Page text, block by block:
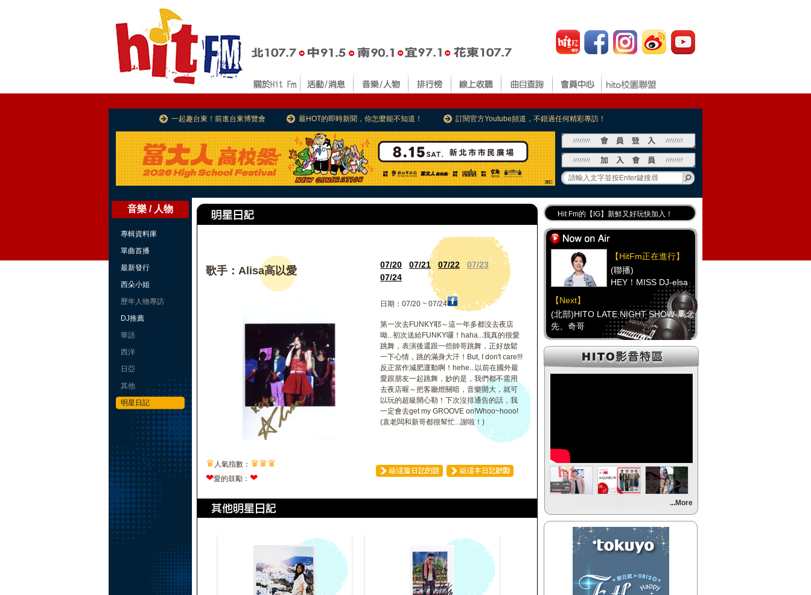
一起趣台東！前進台東博覽會 最HOT的即時新聞，你怎麼能不知道！ 訂閱官方Youtube頻道，不錯過任何精彩專訪！
音樂 / 人物
專輯資料庫
單曲首播
最新發行
西朵小姐
歷年人物專訪
DJ推薦
華語
西洋
日亞
其他
明星日記
歌手：Alisa高以愛 07/20 07/21 07/22
07/23
07/24
日期：07/20 ~ 07/24
第一次去FUNKY耶～這一年多都沒去夜店
呦...初次送給FUNKY囉！haha...我真的很愛
跳舞，表演後還跟一些帥哥跳舞，正好放鬆
一下心情，跳的滿身大汗！But, I don't care!!!
反正當作減肥運動啊！hehe...以前在國外最
愛跟朋友一起跳舞，妙的是，我們都不需用
去夜店喔～把客廳燈關暗，音樂開大，就可
以玩的超級開心勒！下次沒排通告的話，我
一定會去get my GROOVE on!Whoo~hooo!
(袁老闆和新哥都很幫忙...謝啦！)
♛ 人氣指數： ♛♛♛
❤愛的鼓勵： ❤
Hit Fm的【IG】新鮮又好玩快加入！
Hit Fm【FB臉書粉絲團】等你加入！
最專業《DJ推薦》好音樂千萬別錯過！
好康報報 最新優惠訊息都在這！
【HitFm正在進行】
(聯播)
HEY！MISS DJ-elsa
【Next】
(北部)HITO LATE NIGHT SHOW-馬念
先、奇哥
【HitFm正在進行】
(聯播)
(聯播)
HEY！MISS DJ-elsa
【Next】
【HitFm正在進行】
HEY！MISS DJ-elsa
【Next】
...More